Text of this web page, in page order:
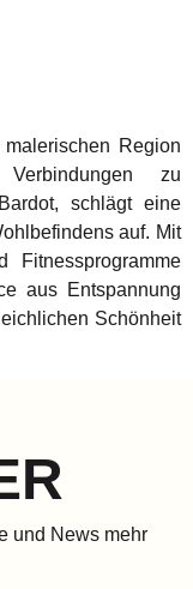
Region
zu
schlägt eine
auf. Mit
Fitnessprogramme
aus Entspannung
Schönheit
und News mehr